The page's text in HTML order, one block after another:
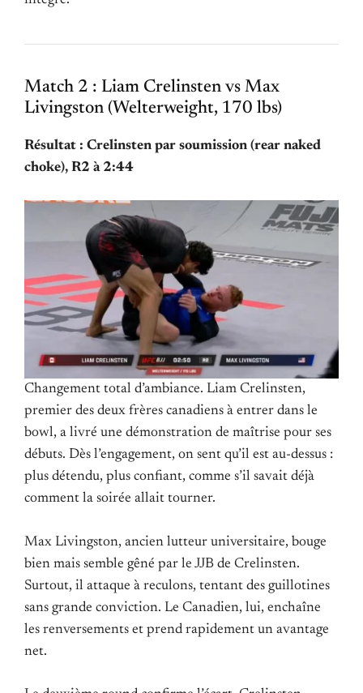
Match 2 : Liam Crelinsten vs Max
Livingston (Welterweight, 170 lbs)
Résultat : Crelinsten par soumission (rear naked
choke), R2 à 2:44
Changement total d’ambiance. Liam Crelinsten,
premier des deux frères canadiens à entrer dans le
bowl, a livré une démonstration de maîtrise pour ses
débuts. Dès l’engagement, on sent qu’il est au-dessus :
plus détendu, plus confiant, comme s’il savait déjà
comment la soirée allait tourner.
Max Livingston, ancien lutteur universitaire, bouge
bien mais semble gêné par le JJB de Crelinsten.
Surtout, il attaque à reculons, tentant des guillotines
sans grande conviction. Le Canadien, lui, enchaîne
les renversements et prend rapidement un avantage
net.